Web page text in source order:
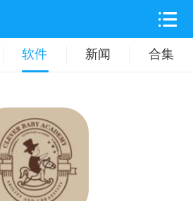
软件 新闻 合集
纸 旅游出行
化 时尚购物